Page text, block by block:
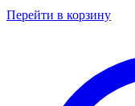
Перейти в корзину